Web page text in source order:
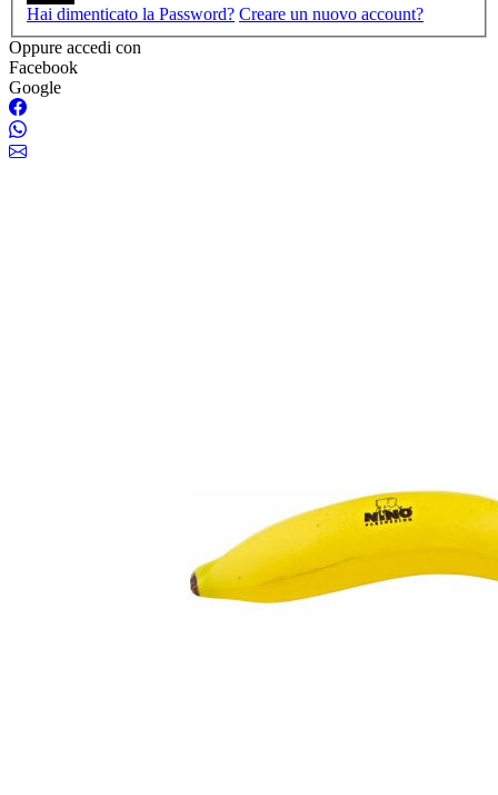
Hai dimenticato la Password? Creare un nuovo account?
Oppure accedi con
Facebook
Google